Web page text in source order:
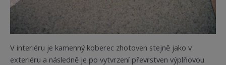
V interiéru je kamenný koberec zhotoven stejně jako v
exteriéru a následně je po vytvrzení převrstven výplňovou